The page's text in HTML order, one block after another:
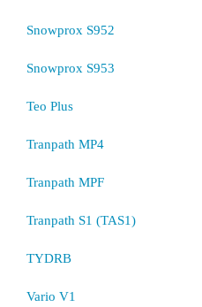
Snowprox S952
Snowprox S953
Teo Plus
Tranpath MP4
Tranpath MPF
Tranpath S1 (TAS1)
TYDRB
Vario V1